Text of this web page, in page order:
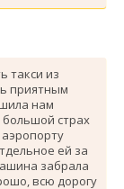
такси из
приятным
нам
страх
ей за
забрала
всю дорогу